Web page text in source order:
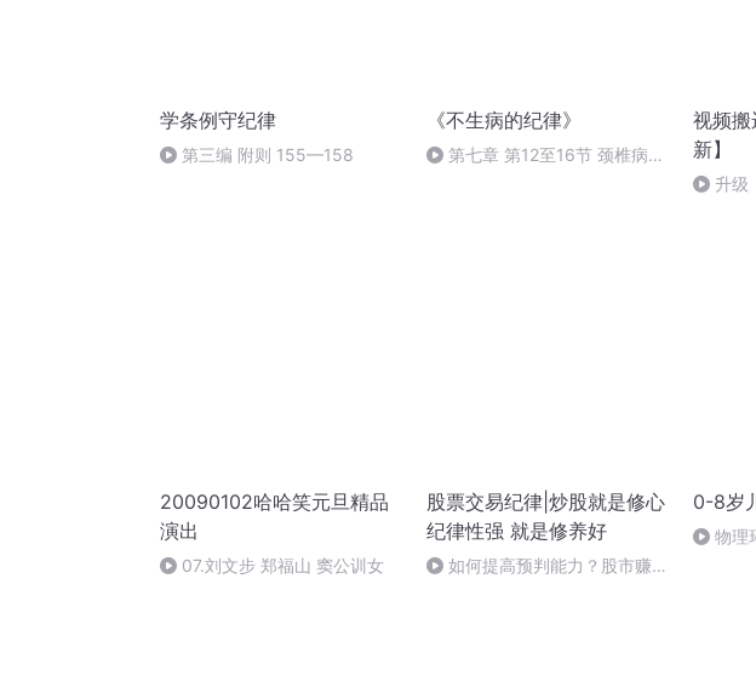
学条例守纪律
第三编 附则 155—158
《不生病的纪律》
第七章 第12至16节 颈椎病的
视频搬
新】
升级
20090102哈哈笑元旦精品
演出
07.刘文步 郑福山 窦公训女
股票交易纪律|炒股就是修心
纪律性强 就是修养好
如何提高预判能力？股市赚钱
0-8岁
物理